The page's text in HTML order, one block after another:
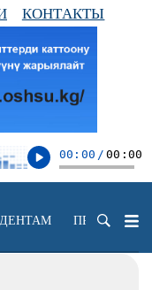
КОНТАКТЫ
00:00 / 00:00